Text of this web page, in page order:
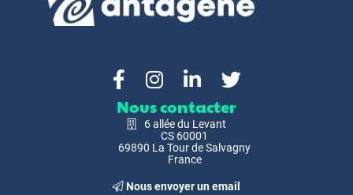
Nous contacter
6 allée du Levant
CS 60001
69890 La Tour de Salvagny
France
Nous envoyer un email